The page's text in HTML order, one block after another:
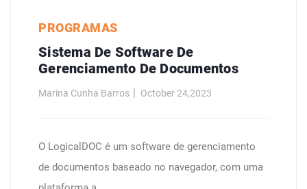
PROGRAMAS
Sistema De Software De
Gerenciamento De Documentos
Marina Cunha Barros October 24,2023
O LogicalDOC é um software de gerenciamento
de documentos baseado no navegador, com uma